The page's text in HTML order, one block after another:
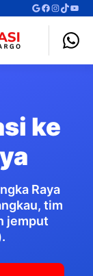
Google
Facebook
TikTok
ke
Raya
tim
jemput